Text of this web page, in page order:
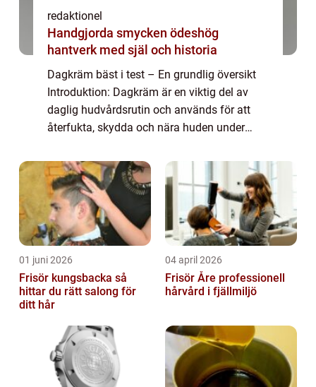
redaktionel
Handgjorda smycken ödeshög
hantverk med själ och historia
Dagkräm bäst i test – En grundlig översikt
Introduktion: Dagkräm är en viktig del av
daglig hudvårdsrutin och används för att
återfukta, skydda och nära huden under
utforska konceptet ”dagkräm bäst i t...
01 juni 2026
Frisör kungsbacka så
hittar du rätt salong för
ditt hår
04 april 2026
Frisör Åre professionell
hårvård i fjällmiljö